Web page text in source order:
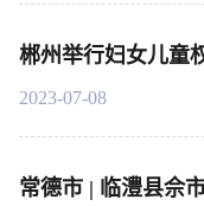
郴州举行妇女儿童
2023-07-08
常德市 | 临澧县佘